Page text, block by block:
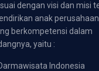
dengan visi dan misi
anak perusahaan
berkompetensi dalam
yaitu :
Indonesia